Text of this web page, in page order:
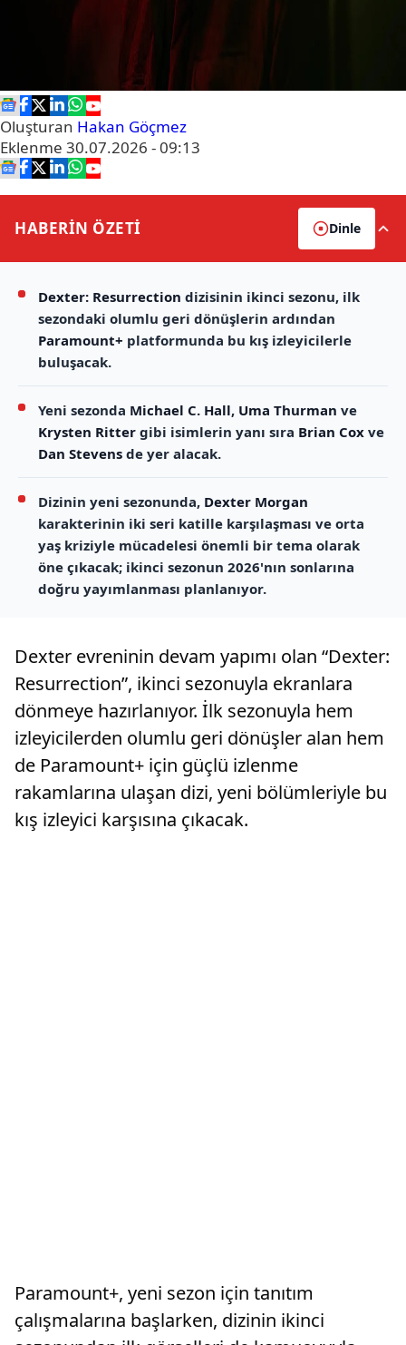
Oluşturan Hakan Göçmez
Eklenme 30.07.2026 - 09:13
HABERİN ÖZETİ Dinle
Dexter: Resurrection dizisinin ikinci sezonu, ilk
sezondaki olumlu geri dönüşlerin ardından
Paramount+ platformunda bu kış izleyicilerle
buluşacak.
Yeni sezonda Michael C. Hall, Uma Thurman ve
Krysten Ritter gibi isimlerin yanı sıra Brian Cox ve
Dan Stevens de yer alacak.
Dizinin yeni sezonunda, Dexter Morgan
karakterinin iki seri katille karşılaşması ve orta
yaş kriziyle mücadelesi önemli bir tema olarak
öne çıkacak; ikinci sezonun 2026'nın sonlarına
doğru yayımlanması planlanıyor.
Dexter evreninin devam yapımı olan “Dexter:
Resurrection”, ikinci sezonuyla ekranlara
dönmeye hazırlanıyor. İlk sezonuyla hem
izleyicilerden olumlu geri dönüşler alan hem
de Paramount+ için güçlü izlenme
rakamlarına ulaşan dizi, yeni bölümleriyle bu
kış izleyici karşısına çıkacak.
Paramount+, yeni sezon için tanıtım
çalışmalarına başlarken, dizinin ikinci